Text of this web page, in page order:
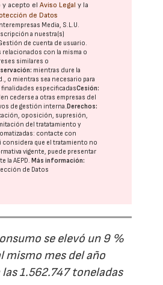
y acepto elAviso Legal y la
de Datos
Interempresas Media, S.L.U.
a nuestra(s)
de cuenta de usuario.
relacionados con la misma o
similares o
mientras dure la
o mientras sea necesario para
finalidades especificadasCesión:
cederse a otras empresas del
de gestión interna. Derechos:
oposición, supresión,
del tratatamiento y
contacte con
considera que el tratamiento no
vigente, puede presentar
laAEPD. Más información:
de Datos
se elevó un 9 %
mismo mes del año
1.562.747 toneladas